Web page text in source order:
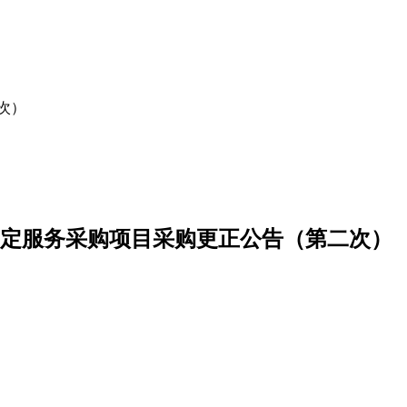
）
服务采购项目采购更正公告（第二次）